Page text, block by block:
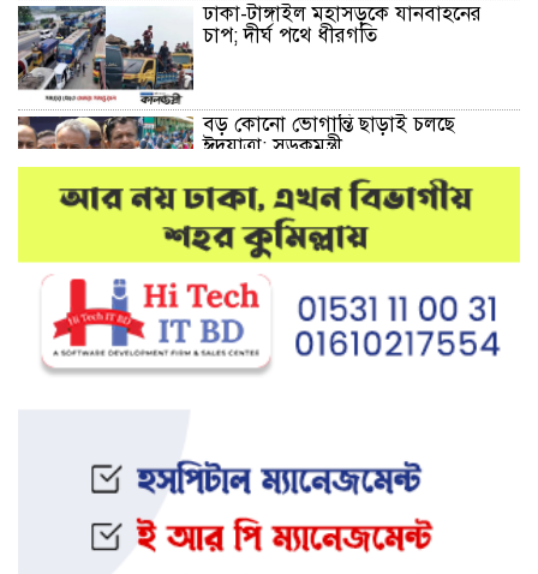
ঢাকা-টাঙ্গাইল মহাসড়কে যানবাহনের
চাপ; দীর্ঘ পথে ধীরগতি
বড় কোনো ভোগান্তি ছাড়াই চলছে
ঈদযাত্রা: সড়কমন্ত্রী
মেলান্দহে উপবৃত্তি কেলেঙ্কারি:
অভিভাবকের জায়গায় শিক্ষকের ব্যাংক
হিসাব
দেশে আবারও উদ্ধার হলো ভয়ংকর
মাদক: ক্রিস্টাল মেথ ও এলএসডি
ইফতার অনুষ্ঠানকে কেন্দ্র করে বিএনপি–
জামায়াত সংঘর্ষ: আহত ৮